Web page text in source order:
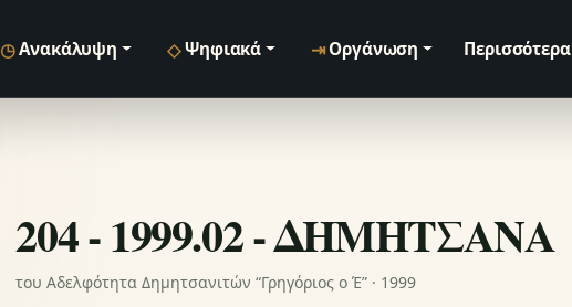
◷Ανακάλυψη ◇ Ψηφιακά ⇥ Οργάνωση Περισσότερα
204 - 1999.02 - ΔΗΜΗΤΣΑΝΑ
του Αδελφότητα Δημητσανιτών “Γρηγόριος ο Έ” · 1999